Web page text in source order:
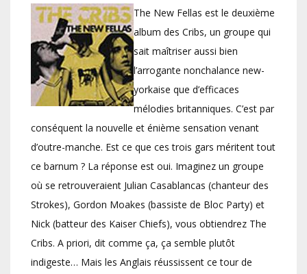
The New Fellas est le deuxième
album des Cribs, un groupe qui
sait maîtriser aussi bien
l’arrogante nonchalance new-
yorkaise que d’efficaces
mélodies britanniques. C’est par
conséquent la nouvelle et énième sensation venant
d’outre-manche. Est ce que ces trois gars méritent tout
ce barnum ? La réponse est oui. Imaginez un groupe
où se retrouveraient Julian Casablancas (chanteur des
Strokes), Gordon Moakes (bassiste de Bloc Party) et
Nick (batteur des Kaiser Chiefs), vous obtiendrez The
Cribs. A priori, dit comme ça, ça semble plutôt
indigeste… Mais les Anglais réussissent ce tour de